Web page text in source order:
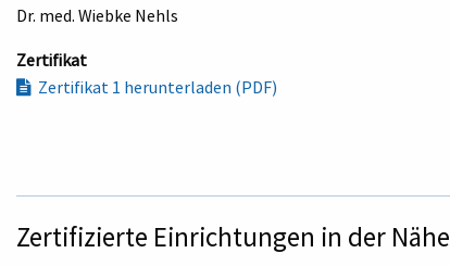
Dr. med. Wiebke Nehls
Zertifikat
Zertifikat 1 herunterladen (PDF)
Zertifizierte Einrichtungen in der Nähe